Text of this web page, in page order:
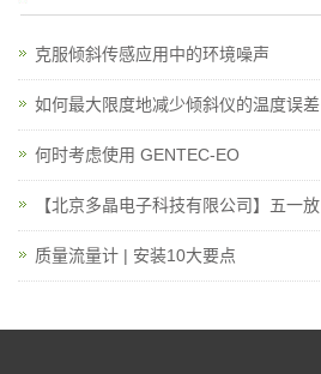
克服倾斜传感应用中的环境噪声
如何最大限度地减少倾斜仪的温度误差
何时考虑使用 GENTEC-EO
【北京多晶电子科技有限公司】五一放
质量流量计 | 安装10大要点